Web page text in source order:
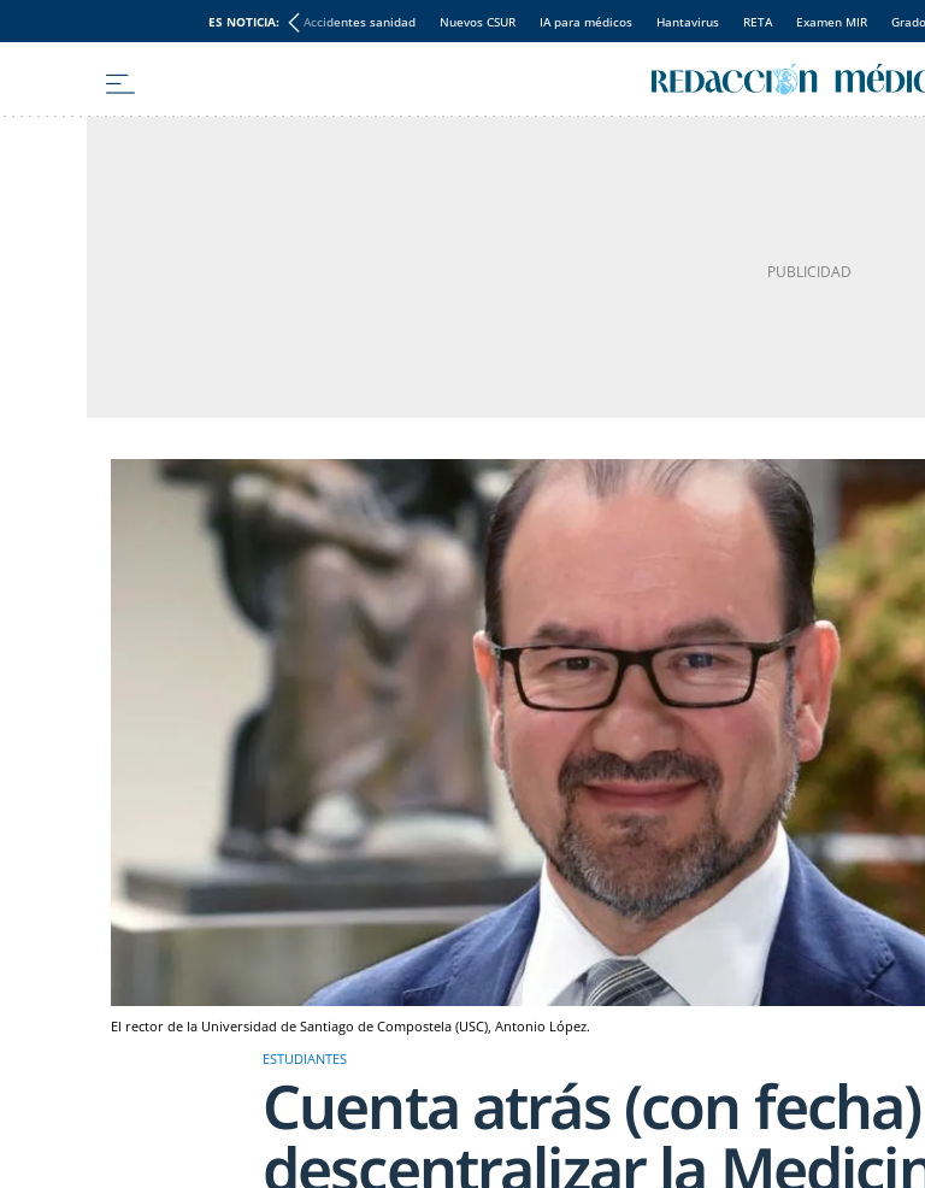
ES NOTICIA: Accidentes sanidad Nuevos CSUR IA para médicos Hantavirus RETA Examen MIR
El rector de la Universidad de Santiago de Compostela (USC), Antonio López.
ESTUDIANTES
Cuenta atrás (con
descentralizar la